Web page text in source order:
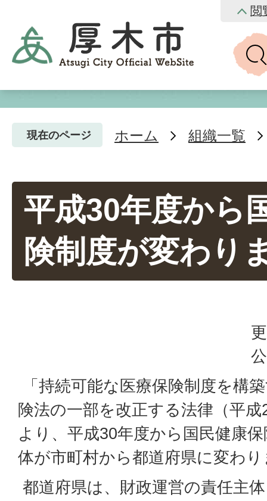
閲
現在のページ ホーム 組織一覧
平成30年度から
険制度が変わり
「持続可能な医療保険制度を構
険法の一部を改正する法律（平
より、平成30年度から国民健康
体が市町村から都道府県に変わ
都道府県は、財政運営の責任主